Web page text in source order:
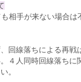
相手が来ない場合は
回線落ちによる再戦
４人同時回線落ちに
。